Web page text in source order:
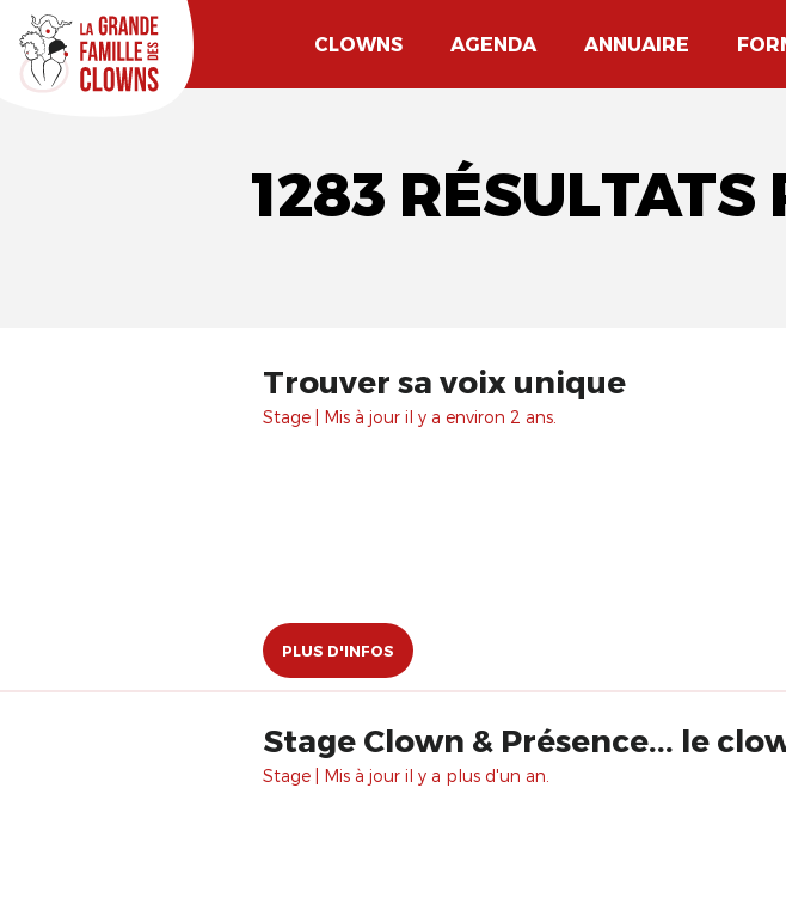
CLOWNS AGENDA ANNUAIRE
1283
Trouver sa voix unique
Stage | Mis à jour il y a environ 2 ans.
PLUS D'INFOS
Stage Clown & Présence... le
Stage | Mis à jour il y a plus d'un an.